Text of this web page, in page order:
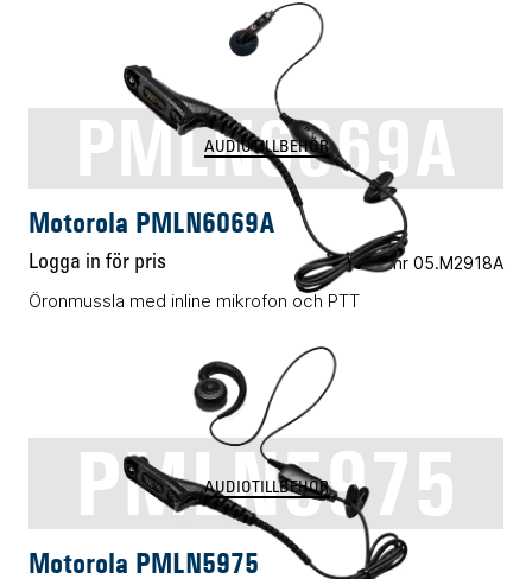
PMLN6069A
AUDIOTILLBEHÖR
Motorola PMLN6069A
Logga in för pris Vårt art.nr 05.M2918A
Öronmussla med inline mikrofon och PTT
PMLN5975
AUDIOTILLBEHÖR
Motorola PMLN5975